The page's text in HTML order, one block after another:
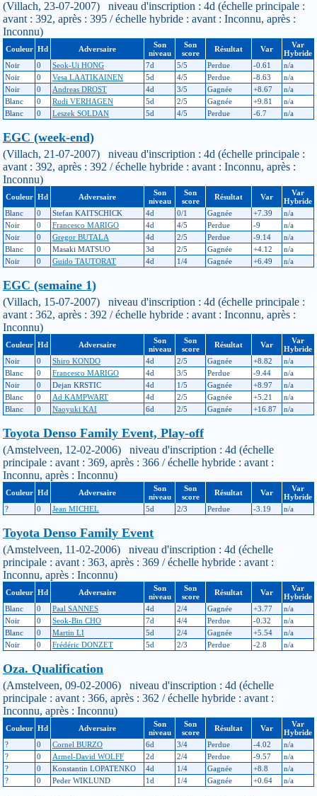
(Villach, 23-07-2007) niveau d'inscription : 4d (échelle principale :
avant : 392, après : 395 / échelle hybride : avant : Inconnu, après :
Inconnu)
Couleur Hd Adversaire
Son
niveau
Son
score
Résultat Var
Var
Hybride
Noir
0 Seok-Ui HONG 7d 5/5 Perdue -0.61
n/a
Noir
0 Vesa LAATIKAINEN 5d 4/5 Perdue -8.63
n/a
Noir
0 Andreas DROST 4d 3/5 Gagnée +8.67
n/a
Blanc
0 Rudi VERHAGEN 5d 2/5 Gagnée +9.81
n/a
Blanc
0 Leszek SOLDAN 5d 4/5 Perdue -6.7 n/a
EGC (week-end)
(Villach, 21-07-2007) niveau d'inscription : 4d (échelle principale :
avant : 392, après : 392 / échelle hybride : avant : Inconnu, après :
Inconnu)
Couleur Hd Adversaire
Son
niveau
Son
score
Résultat Var
Var
Hybride
Blanc
0 Stefan KAITSCHICK 4d 0/1 Gagnée +7.39
n/a
Noir
0 Francesco MARIGO 4d 4/5 Perdue -9
n/a
Noir
0 Gregor BUTALA 4d 2/5 Perdue -9.14
n/a
Blanc
0 Masaki MATSUO 3d 2/5 Gagnée +4.12
n/a
Noir
0 Guido TAUTORAT 4d 1/4 Gagnée +6.49 n/a
EGC (semaine 1)
(Villach, 15-07-2007) niveau d'inscription : 4d (échelle principale :
avant : 362, après : 392 / échelle hybride : avant : Inconnu, après :
Inconnu)
Couleur Hd Adversaire
Son
niveau
Son
score
Résultat Var
Var
Hybride
Noir
0 Shiro KONDO 4d 2/5 Gagnée +8.82
n/a
Blanc
0 Francesco MARIGO 4d 3/5 Perdue -9.44
n/a
Noir
0 Dejan KRSTIC 4d 1/5 Gagnée +8.97
n/a
Blanc
0 Ad KAMPWART 4d 2/5 Gagnée +5.21
n/a
Blanc
0 Naoyuki KAI 6d 2/5 Gagnée +16.87 n/a
Toyota Denso Family Event, Play-off
(Amstelveen, 12-02-2006) niveau d'inscription : 4d (échelle
principale : avant : 369, après : 366 / échelle hybride : avant :
Inconnu, après : Inconnu)
Couleur Hd Adversaire
Son
niveau
Son
score
Résultat Var
Var
Hybride
?
0 Jean MICHEL 5d 2/3 Perdue -3.19 n/a
Toyota Denso Family Event
(Amstelveen, 11-02-2006) niveau d'inscription : 4d (échelle
principale : avant : 363, après : 369 / échelle hybride : avant :
Inconnu, après : Inconnu)
Couleur Hd Adversaire
Son
niveau
Son
score
Résultat Var
Var
Hybride
Blanc
0 Paal SANNES 4d 2/4 Gagnée +3.77
n/a
Noir
0 Seok-Bin CHO 7d 4/4 Perdue -0.32
n/a
Blanc
0 Martin LI 5d 2/4 Gagnée +5.54
n/a
Noir
0 Frédéric DONZET 5d 2/3 Perdue -2.8 n/a
Oza. Qualification
(Amstelveen, 09-02-2006) niveau d'inscription : 4d (échelle
principale : avant : 366, après : 362 / échelle hybride : avant :
Inconnu, après : Inconnu)
Couleur Hd Adversaire
Son
niveau
Son
score
Résultat Var
Var
Hybride
?
0 Cornel BURZO 6d 3/4 Perdue -4.02
n/a
?
0 Armel-David WOLFF 2d 2/4 Perdue -9.57
n/a
?
0 Konstantin LOPATENKO 4d 1/4 Gagnée +8.8
n/a
?
0 Peder WIKLUND 1d 1/4 Gagnée +0.64 n/a